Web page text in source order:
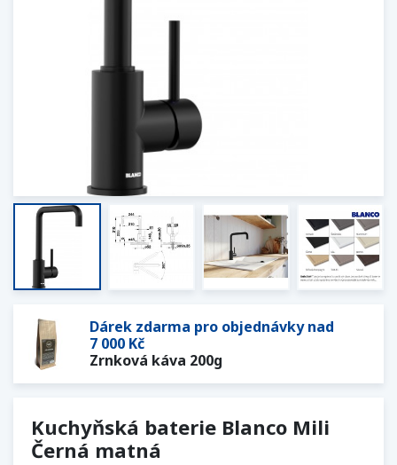
Dárek zdarma pro objednávky nad
7 000 Kč
Zrnková káva 200g
Kuchyňská baterie Blanco Mili
Černá matná